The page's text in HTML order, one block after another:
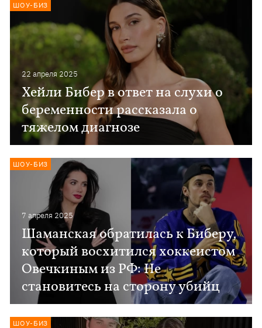
22 апреля 2025
Хейли Бибер в ответ на слухи о
беременности рассказала о
тяжелом диагнозе
ШОУ-БИЗ
7 апреля 2025
Шаманская обратилась к Биберу,
который восхитился хоккеистом
Овечкиным из РФ: Не
становитесь на сторону убийц
ШОУ-БИЗ
ШОУ-БИЗ